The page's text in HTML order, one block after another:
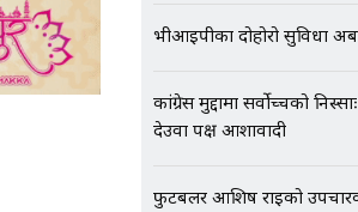
भीआईपीका दोहोरो सुविधा
कांग्रेस मुद्दामा सर्वोच्चको
देउवा पक्ष आशावादी
फुटबलर आशिष राईको